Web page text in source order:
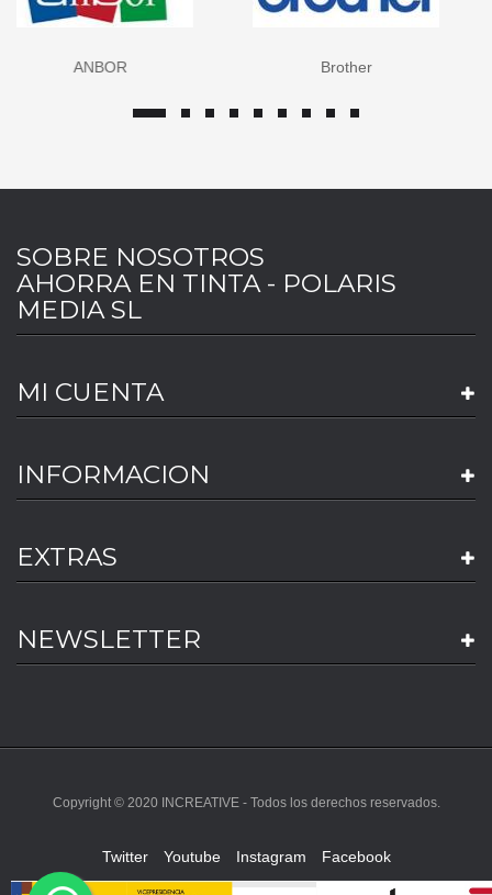
Brother Canon
SOBRE NOSOTROS
AHORRA EN TINTA - POLARIS
MEDIA SL
MI CUENTA
INFORMACION
EXTRAS
NEWSLETTER
Copyright © 2020 INCREATIVE - Todos los derechos reservados.
Twitter Youtube Instagram Facebook